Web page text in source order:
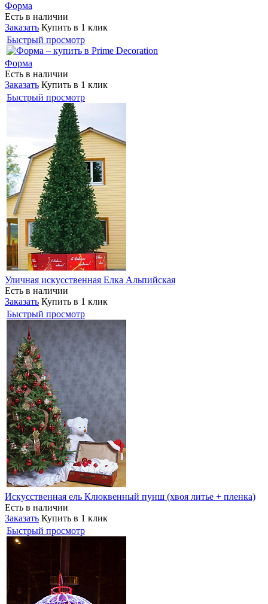
Форма
Есть в наличии
Заказать Купить в 1 клик
Быстрый просмотр
Форма
Есть в наличии
Заказать Купить в 1 клик
Быстрый просмотр
Уличная искусственная Елка Альпийская
Есть в наличии
Заказать Купить в 1 клик
Быстрый просмотр
Искусственная ель Клюквенный пунш (хвоя литье + пленка)
Есть в наличии
Заказать Купить в 1 клик
Быстрый просмотр